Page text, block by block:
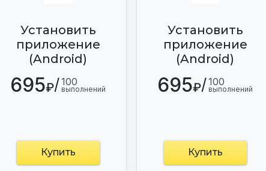
Установить
приложение
(Android)
695₽/100
выполнений
Купить
Установить
приложение
(Android)
695₽/100
выполнений
Купить